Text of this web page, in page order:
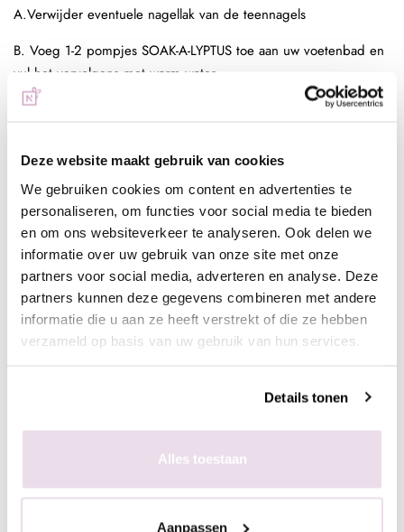
Deze website maakt gebruik van cookies
We gebruiken cookies om content en advertenties te
personaliseren, om functies voor social media te bieden
en om ons websiteverkeer te analyseren. Ook delen we
informatie over uw gebruik van onze site met onze
partners voor social media, adverteren en analyse. Deze
partners kunnen deze gegevens combineren met andere
informatie die u aan ze heeft verstrekt of die ze hebben
verzameld op basis van uw gebruik van hun services.
Details tonen
Alles toestaan
Aanpassen
A.Verwijder eventuele nagellak van de teennagels
B. Voeg 1-2 pompjes SOAK-A-LYPTUS toe aan uw voetenbad en
vul het vervolgens met warm water.
C. Dompel de voeten van uw cliënt onder in het water en laat
desgewenst langer laten ontspannen.
D. Haal hun voeten uit het bad, maak ze voorzichtig
handdoekdroog en laat de huid vochtig.
E. Trim en vijl de vrije rand van hun teennagels. Spuit na het
trimmen CUTI-CAL op de nagelriemen van de teen en de hielen
van hun voeten. Spray royaal op alle eeltplekken.
F. Laat de CUTI-CAL Treatment ongeveer 2 minuten intrekken en
duw dan voorzichtig de proximale nagelplooi (nagelriem) en
huid zachtjes glad te strijken. U kunt CUTI-CAL opnieuw
aanbrengen op alle gebieden die extra aandacht nodig hebben